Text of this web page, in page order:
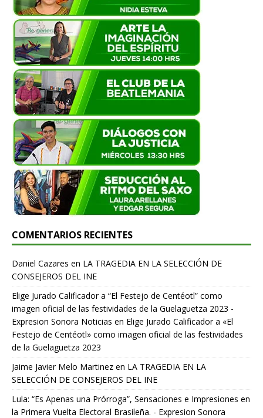
COMENTARIOS RECIENTES
Daniel Cazares en LA TRAGEDIA EN LA SELECCIÓN DE
CONSEJEROS DEL INE
Elige Jurado Calificador a “El Festejo de Centéotl” como
imagen oficial de las festividades de la Guelaguetza 2023 -
Expresion Sonora Noticias en Elige Jurado Calificador a «El
Festejo de Centéotl» como imagen oficial de las festividades
de la Guelaguetza 2023
Jaime Javier Melo Martinez en LA TRAGEDIA EN LA
SELECCIÓN DE CONSEJEROS DEL INE
Lula: “Es Apenas una Prórroga”, Sensaciones e Impresiones en
la Primera Vuelta Electoral Brasileña. - Expresion Sonora